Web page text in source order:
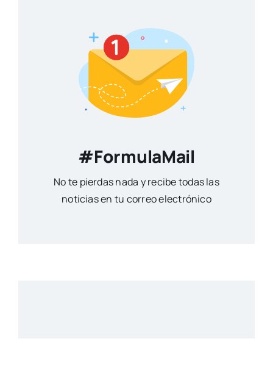
#FormulaMail
No te pierdas nada y recibe todas las
noticias en tu correo electrónico